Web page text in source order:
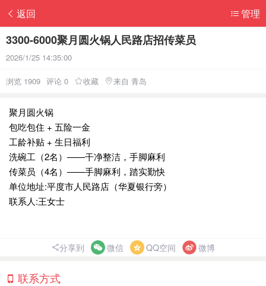
返回 管理
3300-6000聚月圆火锅人民路店招传菜员
2026/1/25 14:35:00
浏览 1909 评论 0 收藏 来自 青岛
聚月圆火锅
包吃包住 + 五险一金
工龄补贴 + 生日福利
洗碗工（2名）——干净整洁，手脚麻利
传菜员（4名）——手脚麻利，踏实勤快
单位地址:平度市人民路店（华夏银行旁）
联系人:王女士
分享到 微信 QQ空间 微博
联系方式